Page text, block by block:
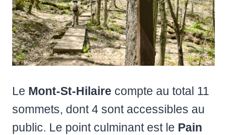
Le Mont-St-Hilaire compte au total 11
sommets, dont 4 sont accessibles au
public. Le point culminant est le Pain